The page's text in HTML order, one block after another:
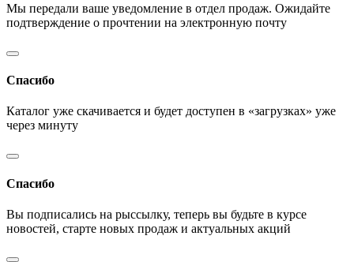
Мы передали ваше уведомление в отдел продаж. Ожидайте
подтверждение о прочтении на электронную почту
Спасибо
Каталог уже скачивается и будет доступен в «загрузках» уже
через минуту
Спасибо
Вы подписались на рыссылку, теперь вы будьте в курсе
новостей, старте новых продаж и актуальных акций